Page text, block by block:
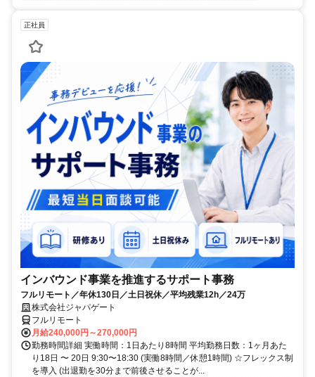
正社員
インバウンド事業を推進するサポート事務
フルリモート／年休130日／土日祝休／平均残業12h／24万
株式会社ジャパゲート
フルリモート
月給240,000円～270,000円
勤務時間詳細 実働時間：1日あたり8時間 平均勤務日数：1ヶ月あた
り18日 〜 20日 9:30〜18:30 (実働8時間／休憩1時間) ☆フレックス制
を導入 (出退勤を30分まで前後させることが...